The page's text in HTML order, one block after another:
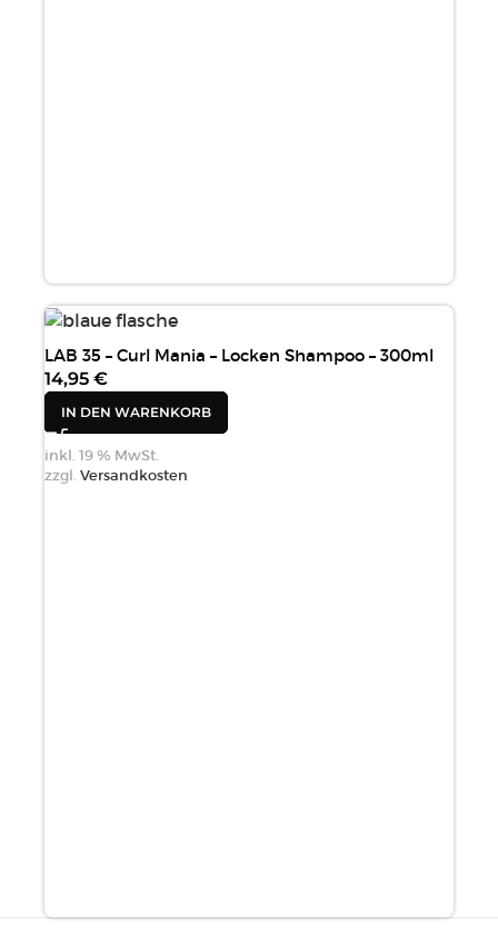
LAB 35 – Curl Mania – Locken Shampoo – 300ml
14,95 €
IN DEN WARENKORB
inkl. 19 % MwSt.
zzgl. Versandkosten